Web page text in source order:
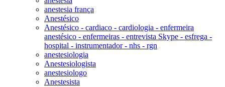
anestesia frança
Anestésico
Anestésico - cardiaco - cardiologia - enfermeira
anestésico - enfermeiras - entrevista Skype - esfrega -
hospital - instrumentador - nhs - rgn
anestesiologia
Anestesiologista
anestesiologo
Anestesista